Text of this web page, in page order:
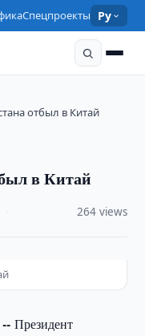
Спецпроекты Ру
отбыл в Китай
в Китай
264 views
--Президент